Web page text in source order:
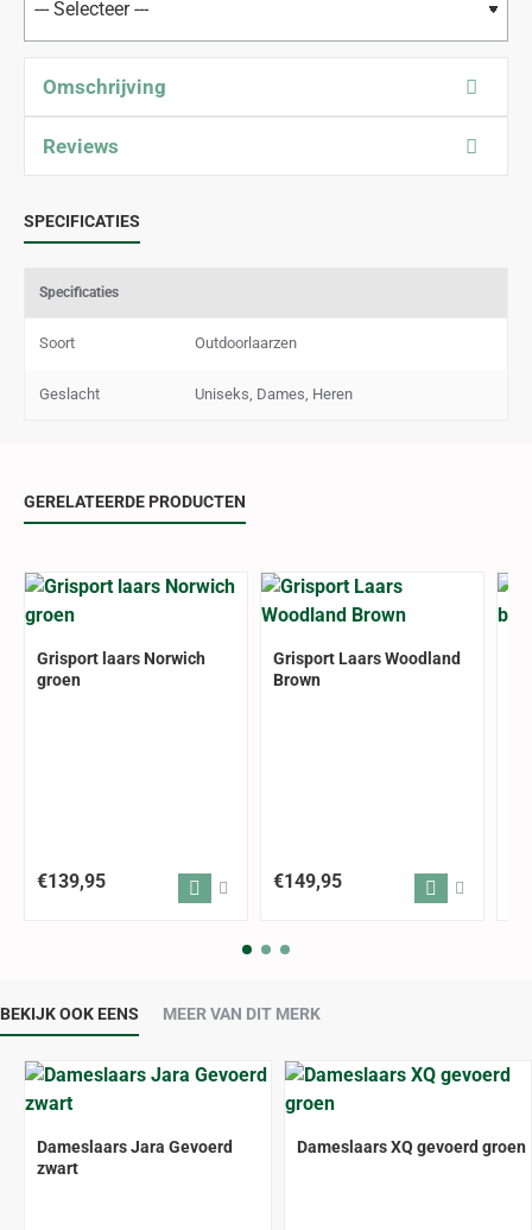
Omschrijving
Reviews
SPECIFICATIES
Specificaties
Soort Outdoorlaarzen
Geslacht Uniseks, Dames, Heren
GERELATEERDE PRODUCTEN
Grisport laars Norwich
groen
€139,95
Grisport Laars Woodland
Brown
€149,95
BEKIJK OOK EENS MEER VAN DIT MERK
Dameslaars Jara Gevoerd
zwart
Dameslaars XQ gevoerd groen